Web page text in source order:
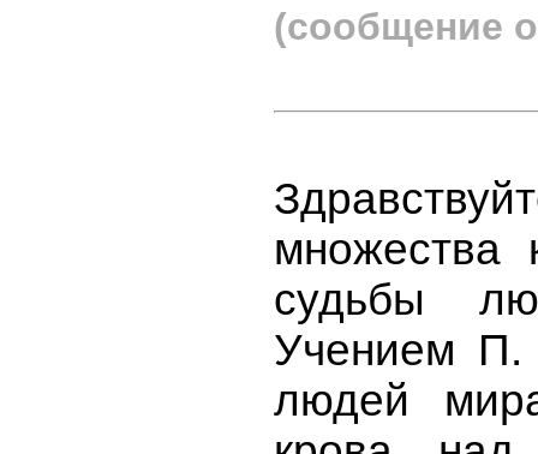
(сообщение
судьбы
Учением П.
людей